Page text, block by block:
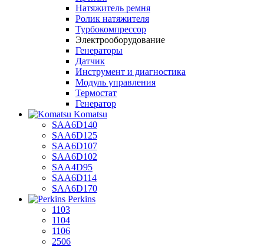
Натяжитель ремня
Ролик натяжителя
Турбокомпрессор
Электрооборудование
Генераторы
Датчик
Инструмент и диагностика
Модуль управления
Термостат
Генератор
Komatsu
SAA6D140
SAA6D125
SAA6D107
SAA6D102
SAA4D95
SAA6D114
SAA6D170
Perkins
1103
1104
1106
2506